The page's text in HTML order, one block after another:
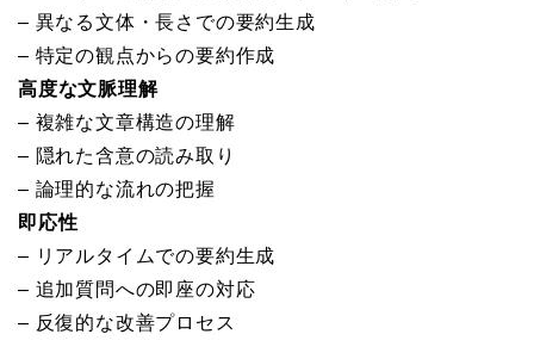
– 異なる文体・長さでの要約生成
– 特定の観点からの要約作成
高度な文脈理解
– 複雑な文章構造の理解
– 隠れた含意の読み取り
– 論理的な流れの把握
即応性
– リアルタイムでの要約生成
– 追加質問への即座の対応
– 反復的な改善プロセス